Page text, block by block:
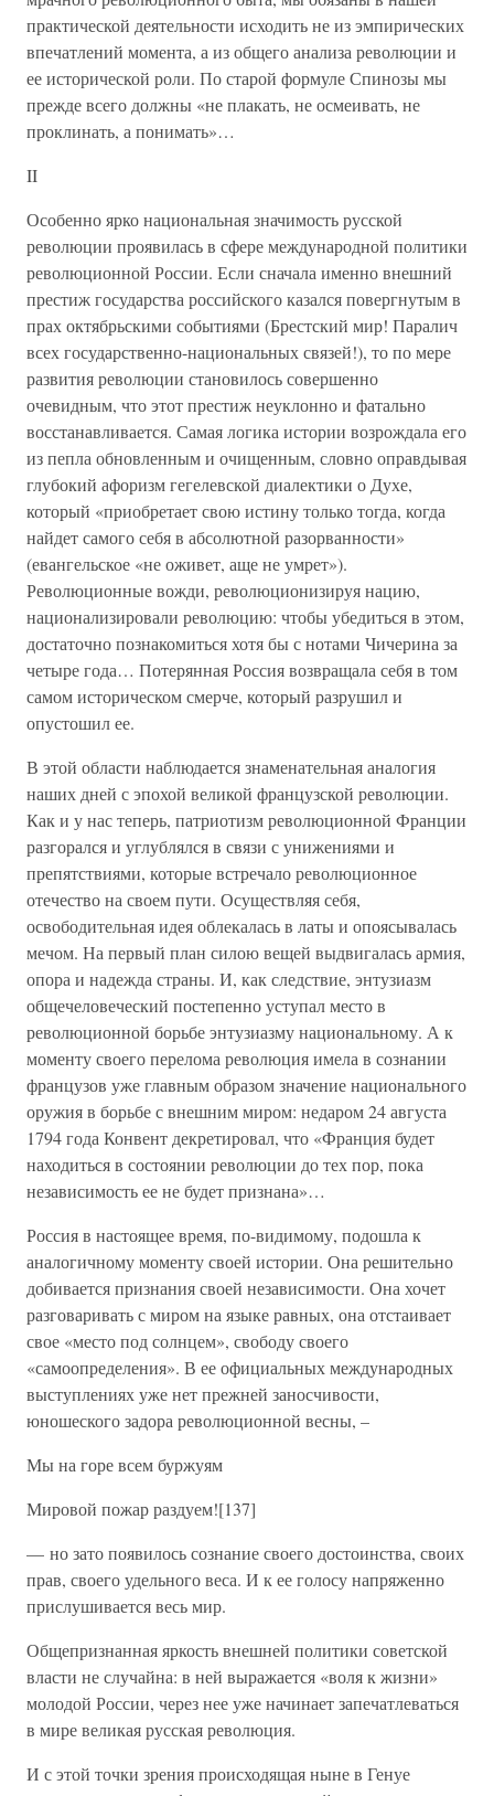
практической деятельности исходить не из эмпирических
впечатлений момента, а из общего анализа революции и
ее исторической роли. По старой формуле Спинозы мы
прежде всего должны «не плакать, не осмеивать, не
проклинать, а понимать»…
II
Особенно ярко национальная значимость русской
революции проявилась в сфере международной политики
революционной России. Если сначала именно внешний
престиж государства российского казался повергнутым в
прах октябрьскими событиями (Брестский мир! Паралич
всех государственно-национальных связей!), то по мере
развития революции становилось совершенно
очевидным, что этот престиж неуклонно и фатально
восстанавливается. Самая логика истории возрождала его
из пепла обновленным и очищенным, словно оправдывая
глубокий афоризм гегелевской диалектики о Духе,
который «приобретает свою истину только тогда, когда
найдет самого себя в абсолютной разорванности»
(евангельское «не оживет, аще не умрет»).
Революционные вожди, революционизируя нацию,
национализировали революцию: чтобы убедиться в этом,
достаточно познакомиться хотя бы с нотами Чичерина за
четыре года… Потерянная Россия возвращала себя в том
самом историческом смерче, который разрушил и
опустошил ее.
В этой области наблюдается знаменательная аналогия
наших дней с эпохой великой французской революции.
Как и у нас теперь, патриотизм революционной Франции
разгорался и углублялся в связи с унижениями и
препятствиями, которые встречало революционное
отечество на своем пути. Осуществляя себя,
освободительная идея облекалась в латы и опоясывалась
мечом. На первый план силою вещей выдвигалась армия,
опора и надежда страны. И, как следствие, энтузиазм
общечеловеческий постепенно уступал место в
революционной борьбе энтузиазму национальному. А к
моменту своего перелома революция имела в сознании
французов уже главным образом значение национального
оружия в борьбе с внешним миром: недаром 24 августа
1794 года Конвент декретировал, что «Франция будет
находиться в состоянии революции до тех пор, пока
независимость ее не будет признана»…
Россия в настоящее время, по-видимому, подошла к
аналогичному моменту своей истории. Она решительно
добивается признания своей независимости. Она хочет
разговаривать с миром на языке равных, она отстаивает
свое «место под солнцем», свободу своего
«самоопределения». В ее официальных международных
выступлениях уже нет прежней заносчивости,
юношеского задора революционной весны, –
Мы на горе всем буржуям
Мировой пожар раздуем![137]
— но зато появилось сознание своего достоинства, своих
прав, своего удельного веса. И к ее голосу напряженно
прислушивается весь мир.
Общепризнанная яркость внешней политики советской
власти не случайна: в ней выражается «воля к жизни»
молодой России, через нее уже начинает запечатлеваться
в мире великая русская революция.
И с этой точки зрения происходящая ныне в Генуе